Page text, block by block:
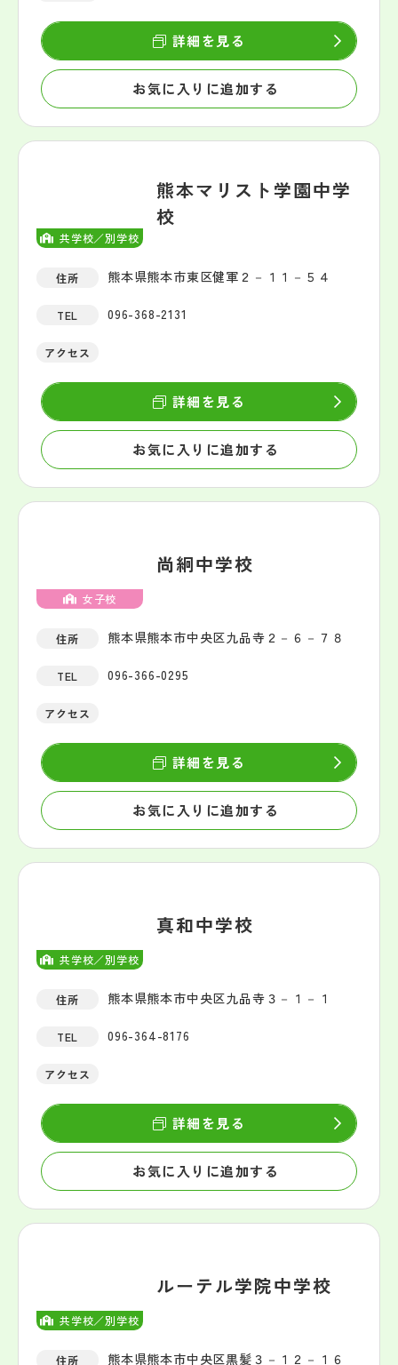
お気に入りに追加する
詳細を見る
共学校／別学校
熊本マリスト学園中学
校
住所 熊本県熊本市東区健軍２－１１－５４
TEL 096-368-2131
アクセス
お気に入りに追加する
詳細を見る
女子校
尚絅中学校
住所 熊本県熊本市中央区九品寺２－６－７８
TEL 096-366-0295
アクセス
お気に入りに追加する
詳細を見る
共学校／別学校
真和中学校
住所 熊本県熊本市中央区九品寺３－１－１
TEL 096-364-8176
アクセス
お気に入りに追加する
詳細を見る
共学校／別学校
ルーテル学院中学校
住所 熊本県熊本市中央区黒髪３－１２－１６